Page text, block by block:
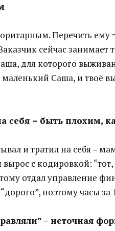
Перечить ему
сейчас занимает
для которого
Саша, и твоё
себя = быть плохим,
и тратил на себя –
с кодировкой: “тот,
отдал управление
“дорого”, поэтому часы
– неточная